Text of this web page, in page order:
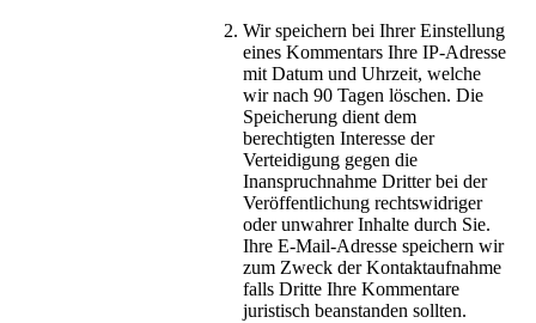
Wir speichern bei Ihrer Einstellung
eines Kommentars Ihre IP-Adresse
mit Datum und Uhrzeit, welche
wir nach 90 Tagen löschen. Die
Speicherung dient dem
berechtigten Interesse der
Verteidigung gegen die
Inanspruchnahme Dritter bei der
Veröffentlichung rechtswidriger
oder unwahrer Inhalte durch Sie.
Ihre E-Mail-Adresse speichern wir
zum Zweck der Kontaktaufnahme
falls Dritte Ihre Kommentare
juristisch beanstanden sollten.